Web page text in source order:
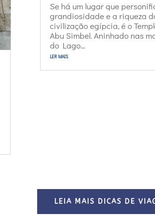
Se há um lugar que
grandiosidade e a riqueza
civilização egípcia, é o
Abu Simbel. Aninhado nas
do Lago...
ler mais
LEIA MAIS DICAS DE